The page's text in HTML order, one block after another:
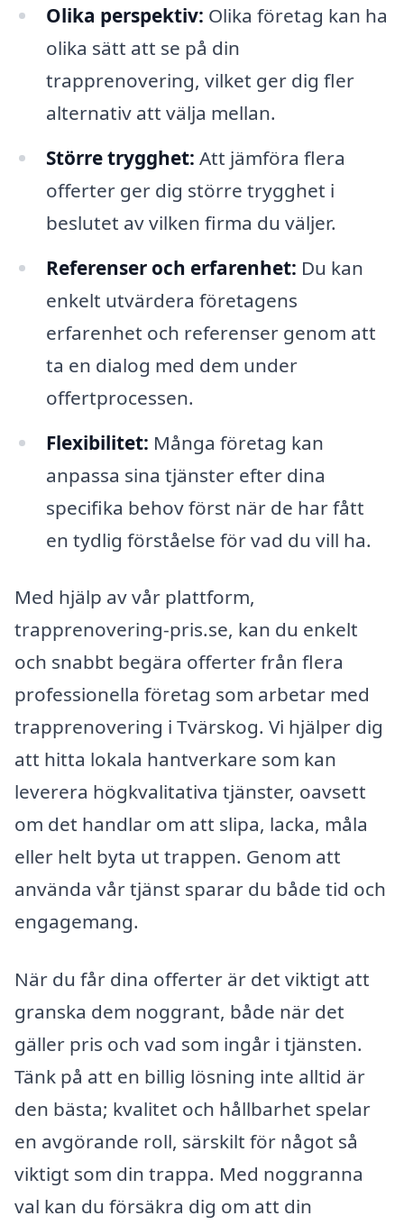
Olika perspektiv: Olika företag kan ha
olika sätt att se på din
trapprenovering, vilket ger dig fler
alternativ att välja mellan.
Större trygghet: Att jämföra flera
offerter ger dig större trygghet i
beslutet av vilken firma du väljer.
Referenser och erfarenhet: Du kan
enkelt utvärdera företagens
erfarenhet och referenser genom att
ta en dialog med dem under
offertprocessen.
Flexibilitet: Många företag kan
anpassa sina tjänster efter dina
specifika behov först när de har fått
en tydlig förståelse för vad du vill ha.
Med hjälp av vår plattform,
trapprenovering-pris.se, kan du enkelt
och snabbt begära offerter från flera
professionella företag som arbetar med
trapprenovering i Tvärskog. Vi hjälper dig
att hitta lokala hantverkare som kan
leverera högkvalitativa tjänster, oavsett
om det handlar om att slipa, lacka, måla
eller helt byta ut trappen. Genom att
använda vår tjänst sparar du både tid och
engagemang.
När du får dina offerter är det viktigt att
granska dem noggrant, både när det
gäller pris och vad som ingår i tjänsten.
Tänk på att en billig lösning inte alltid är
den bästa; kvalitet och hållbarhet spelar
en avgörande roll, särskilt för något så
viktigt som din trappa. Med noggranna
val kan du försäkra dig om att din